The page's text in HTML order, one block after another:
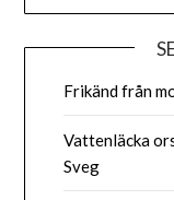
Frikänd från
Vattenläcka
Sveg